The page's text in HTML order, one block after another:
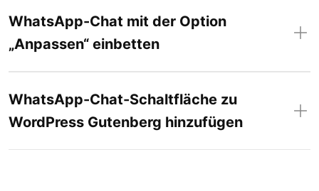
</body>
WhatsApp-Chat mit der Option
„Anpassen“ einbetten
WhatsApp-Chat-Schaltfläche zu
WordPress Gutenberg hinzufügen